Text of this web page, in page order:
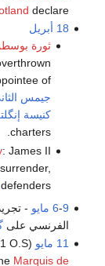
declare الملك
18 أبريل
ثورة بوسطن
of
جيمس
كنيسة
charters.
: James II
defenders.
6-9 مايو -
الفرنسي على
11 مايو
(May 1 O.S.) - Williamite War in Ireland -
Marquis de